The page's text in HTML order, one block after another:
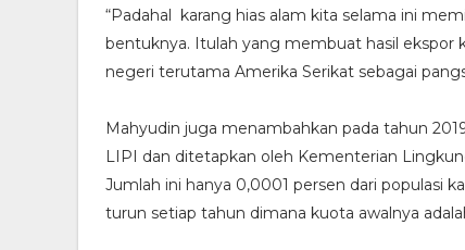
“Padahal karang hias alam kita selama ini
bentuknya. Itulah yang membuat hasil ekspor
negeri terutama Amerika Serikat sebagai
Mahyudin juga menambahkan pada tahun
LIPI dan ditetapkan oleh Kementerian
Jumlah ini hanya 0,0001 persen dari populasi
turun setiap tahun dimana kuota awalnya